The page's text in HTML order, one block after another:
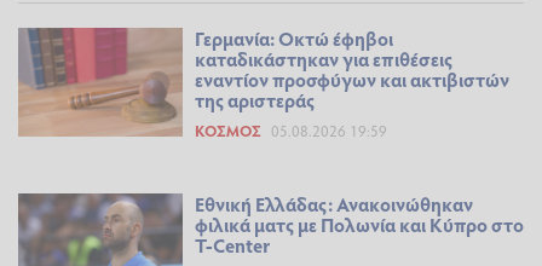
Γερμανία: Οκτώ έφηβοι
καταδικάστηκαν για επιθέσεις
εναντίον προσφύγων και ακτιβιστών
της αριστεράς
ΚΌΣΜΟΣ 05.08.2026 19:59
Εθνική Ελλάδας: Ανακοινώθηκαν
φιλικά ματς με Πολωνία και Κύπρο στο
T-Center